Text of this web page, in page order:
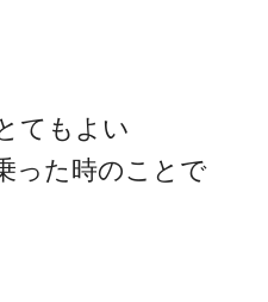
てもよい
った時のことで